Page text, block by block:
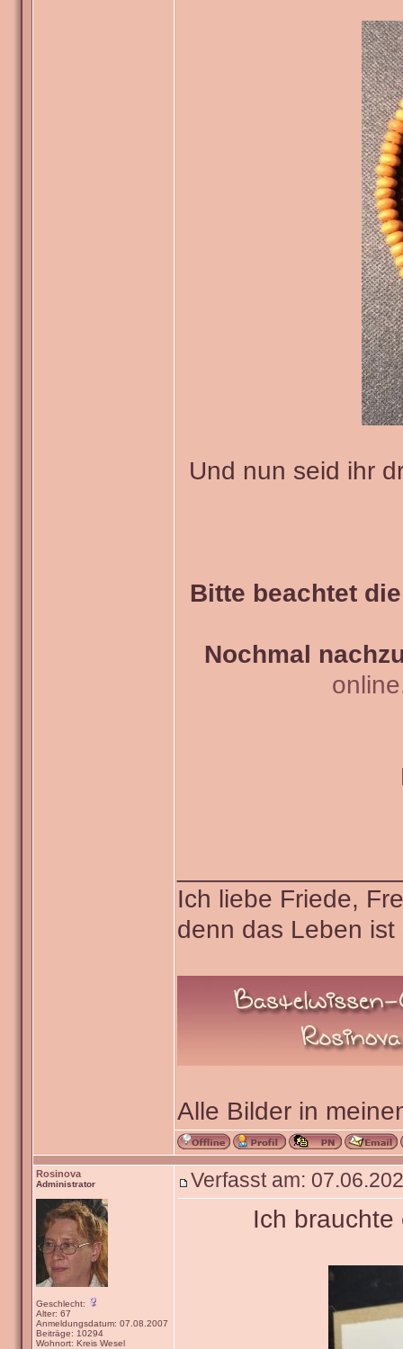
Und nun seid ihr
Bitte beachtet
Nochmal
Ich liebe Friede,
denn das Leben
Alle Bilder in
Rosinova
Administrator
Geschlecht:
Alter: 67
Anmeldungsdatum: 07.08.2007
Beiträge: 10294
Wohnort: Kreis Wesel
Verfasst am:
Ich